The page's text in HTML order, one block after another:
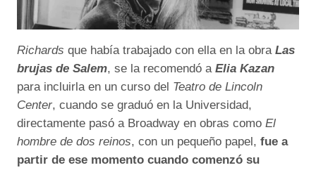
Richards que había trabajado con ella en la obra Las
brujas de Salem, se la recomendó a Elia Kazan
para incluirla en un curso del Teatro de Lincoln
Center, cuando se graduó en la Universidad,
directamente pasó a Broadway en obras como El
hombre de dos reinos, con un pequeño papel, fue a
partir de ese momento cuando comenzó su